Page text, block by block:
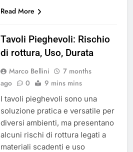
Read More
Tavoli Pieghevoli: Rischio
di rottura, Uso, Durata
Marco Bellini
7 months
ago
0 9 mins mins
I tavoli pieghevoli sono una
soluzione pratica e versatile per
diversi ambienti, ma presentano
alcuni rischi di rottura legati a
materiali scadenti e uso